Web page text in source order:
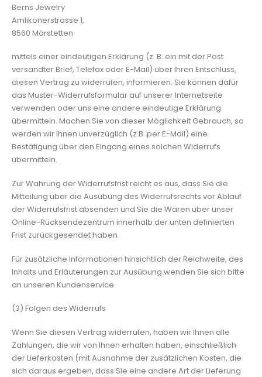
Berns Jewelry
Amlikonerstrasse 1,
8560 Märstetten
mittels einer eindeutigen Erklärung (z. B. ein mit der Post
versandter Brief, Telefax oder E-Mail) über Ihren Entschluss,
diesen Vertrag zu widerrufen, informieren. Sie können dafür
das Muster-Widerrufsformular auf unserer Internetseite
verwenden oder uns eine andere eindeutige Erklärung
übermitteln. Machen Sie von dieser Möglichkeit Gebrauch, so
werden wir Ihnen unverzüglich (z.B. per E-Mail) eine
Bestätigung über den Eingang eines solchen Widerrufs
übermitteln.
Zur Wahrung der Widerrufsfrist reicht es aus, dass Sie die
Mitteilung über die Ausübung des Widerrufsrechts vor Ablauf
der Widerrufsfrist absenden und Sie die Waren über unser
Online-Rücksendezentrum innerhalb der unten definierten
Frist zurückgesendet haben.
Für zusätzliche Informationen hinsichtlich der Reichweite, des
Inhalts und Erläuterungen zur Ausübung wenden Sie sich bitte
an unseren Kundenservice.
(3) Folgen des Widerrufs
Wenn Sie diesen Vertrag widerrufen, haben wir Ihnen alle
Zahlungen, die wir von Ihnen erhalten haben, einschließlich
der Lieferkosten (mit Ausnahme der zusätzlichen Kosten, die
sich daraus ergeben, dass Sie eine andere Art der Lieferung